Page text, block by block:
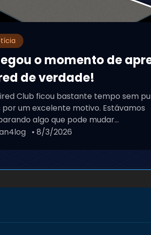
o momento de
de verdade!
Club ficou bastante tempo sem
por um excelente motivo. Estávamos
algo que pode mudar...
• 8/3/2026